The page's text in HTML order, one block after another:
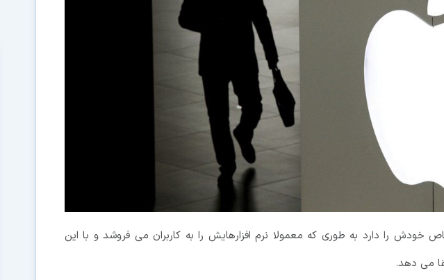
خودش را دارد به طوری که معمولا نرم افزارهایش را به کاربران می فروشد و با این
می دهد.